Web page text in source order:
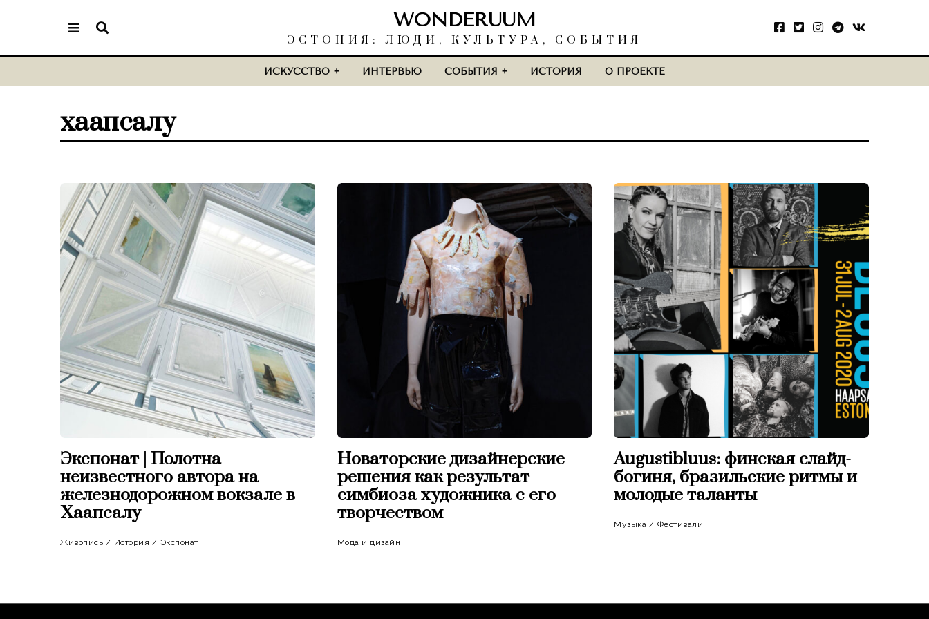
WONDERUUM
ЭСТОНИЯ: ЛЮДИ, КУЛЬТУРА, СОБЫТИЯ
ИСКУССТВО ИНТЕРВЬЮ СОБЫТИЯ ИСТОРИЯ О ПРОЕКТЕ
хаапсалу
Экспонат | Полотна
неизвестного автора на
железнодорожном вокзале в
Хаапсалу
Живопись / История / Экспонат
Новаторские дизайнерские
решения как результат
симбиоза художника с его
творчеством
Мода и дизайн
Augustibluus: финская слайд-
богиня, бразильские ритмы и
молодые таланты
Музыка / Фестивали